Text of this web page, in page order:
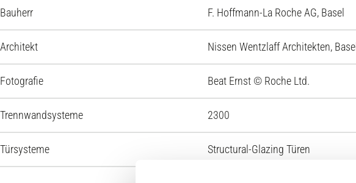
Bauherr F. Hoffmann-La Roche AG, Basel
Architekt Nissen Wentzlaff Architekten, Basel
Fotografie Beat Ernst © Roche Ltd.
Trennwandsysteme 2300
Türsysteme Structural-Glazing Türen